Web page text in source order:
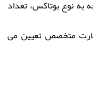
به نوع بوتاکس، تعداد
متخصص تعیین می